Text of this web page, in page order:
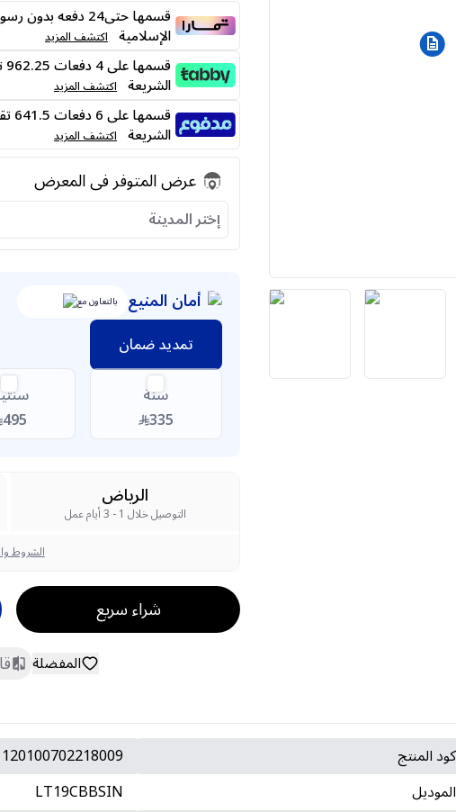
قسمها حتى24 دفعه
الإسلامية اكتشف المزيد
الشريعة اكتشف المزيد
الشريعة اكتشف المزيد
عرض المتوفر فى المعرض
إختر المدينة
أمان المنيع بالتعاون مع
تمديد ضمان
سنة
335
495
الرياض
التوصيل خلال 1 - 3 أيام عمل
الشروط
شراء سريع
المفضلة
كود المنتج
120100702218009
الموديل
LT19CBBSIN